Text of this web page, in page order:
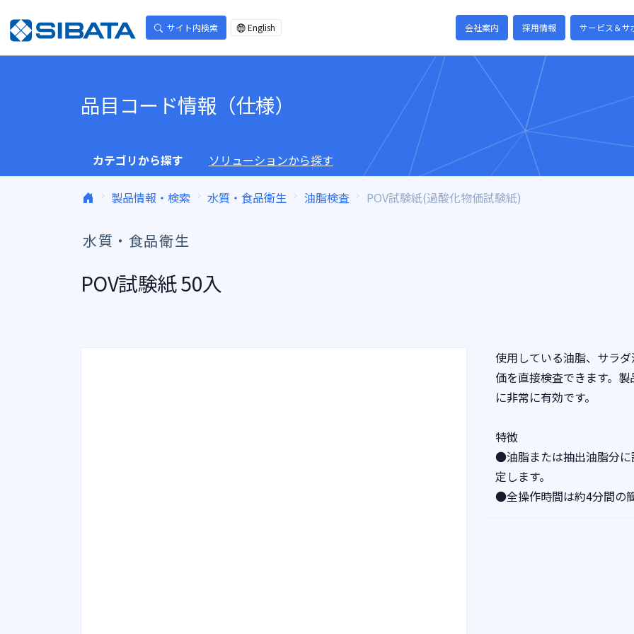
サイト内検索 English 会社案内 採用情報 サービス＆サ
品目コード情報（仕様）
カテゴリから探す ソリューションから探す
製品情報・検索 水質・食品衛生 油脂検査 POV試験紙(過酸化物価試験紙)
水質・食品衛生
POV試験紙 50入
使用している油脂、サラ
価を直接検査できます。
に非常に有効です。
特徴
●油脂または抽出油脂分に
定します。
●全操作時間は約4分間の